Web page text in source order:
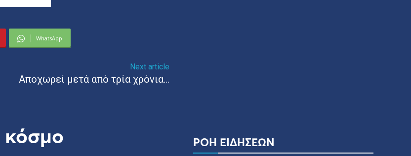
WhatsApp
Next article
Αποχωρεί μετά από τρία χρόνια…